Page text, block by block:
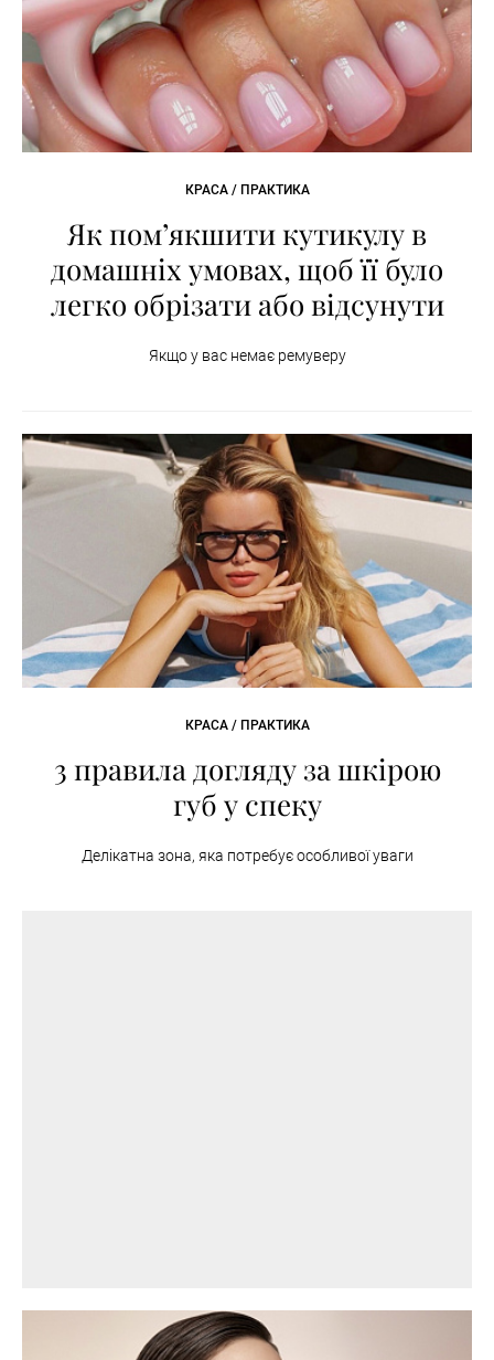
КРАСА / ПРАКТИКА
Як пом’якшити кутикулу в
домашніх умовах, щоб її було
легко обрізати або відсунути
Якщо у вас немає ремуверу
КРАСА / ПРАКТИКА
3 правила догляду за шкірою
губ у спеку
Делікатна зона, яка потребує особливої уваги